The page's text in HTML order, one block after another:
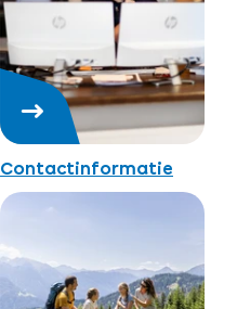
Contactinformatie